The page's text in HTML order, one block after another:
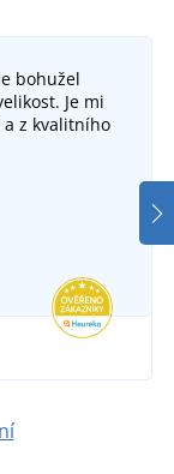
8005
8009
bohužel
Je mi
z kvalitního